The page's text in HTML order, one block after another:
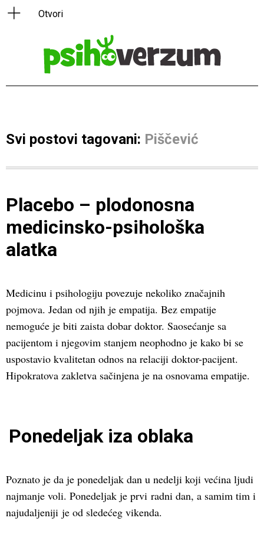
Svi postovi tagovani: Piščević
Placebo – plodonosna
medicinsko-psihološka
alatka
Medicinu i psihologiju povezuje nekoliko značajnih
pojmova. Jedan od njih je empatija. Bez empatije
nemoguće je biti zaista dobar doktor. Saosećanje sa
pacijentom i njegovim stanjem neophodno je kako bi se
uspostavio kvalitetan odnos na relaciji doktor-pacijent.
Hipokratova zakletva sačinjena je na osnovama empatije.
Ponedeljak iza oblaka
Poznato je da je ponedeljak dan u nedelji koji većina ljudi
najmanje voli. Ponedeljak je prvi radni dan, a samim tim i
najudaljeniji je od sledećeg vikenda.